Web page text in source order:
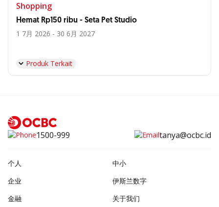
Shopping
Hemat Rp150 ribu - Seta Pet Studio
1 7月 2026 - 30 6月 2027
Produk Terkait
1500-999 tanya@ocbc.id
个人
中小
企业
伊斯兰数字
金融
关于我们